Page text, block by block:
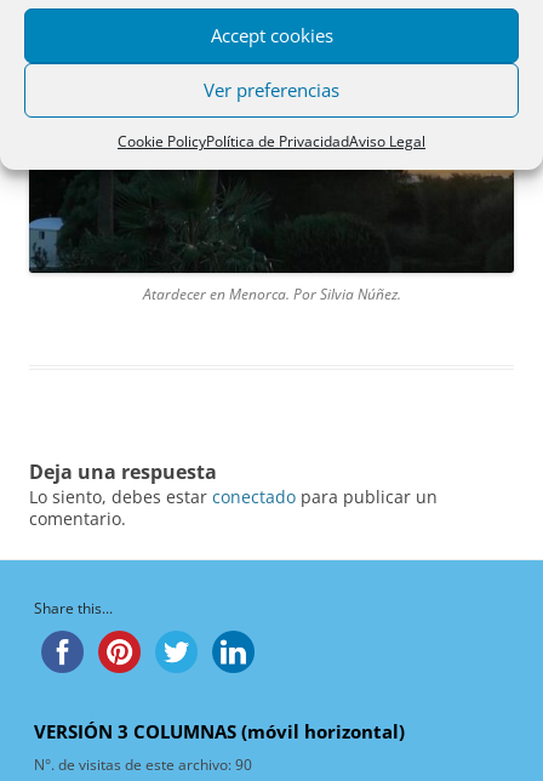
Accept cookies
Ver preferencias
Cookie PolicyPolítica de PrivacidadAviso Legal
Atardecer en Menorca. Por Silvia Núñez.
Deja una respuesta
Lo siento, debes estar conectado para publicar un
comentario.
Share this...
VERSIÓN 3 COLUMNAS (móvil horizontal)
N°. de visitas de este archivo:90